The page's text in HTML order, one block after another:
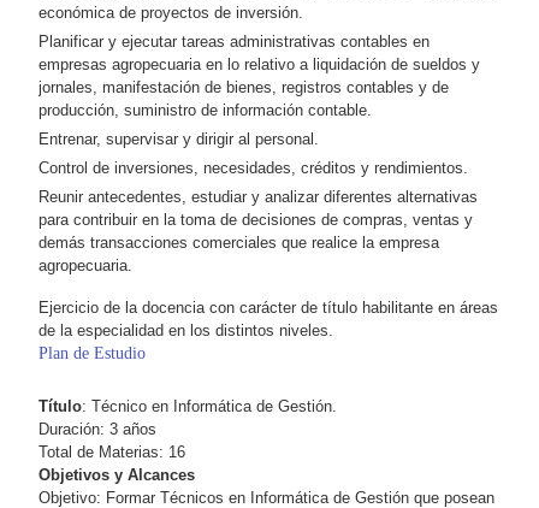
económica de proyectos de inversión.
Planificar y ejecutar tareas administrativas contables en
empresas agropecuaria en lo relativo a liquidación de sueldos y
jornales, manifestación de bienes, registros contables y de
producción, suministro de información contable.
Entrenar, supervisar y dirigir al personal.
Control de inversiones, necesidades, créditos y rendimientos.
Reunir antecedentes, estudiar y analizar diferentes alternativas
para contribuir en la toma de decisiones de compras, ventas y
demás transacciones comerciales que realice la empresa
agropecuaria.
Ejercicio de la docencia con carácter de título habilitante en áreas
de la especialidad en los distintos niveles.
Plan de Estudio
Título: Técnico en Informática de Gestión.
Duración: 3 años
Total de Materias: 16
Objetivos y Alcances
Objetivo: Formar Técnicos en Informática de Gestión que posean